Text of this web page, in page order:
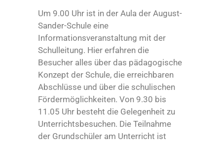
Um 9.00 Uhr ist in der Aula der August-
Sander-Schule eine
Informationsveranstaltung mit der
Schulleitung. Hier erfahren die
Besucher alles über das pädagogische
Konzept der Schule, die erreichbaren
Abschlüsse und über die schulischen
Fördermöglichkeiten. Von 9.30 bis
11.05 Uhr besteht die Gelegenheit zu
Unterrichtsbesuchen. Die Teilnahme
der Grundschüler am Unterricht ist